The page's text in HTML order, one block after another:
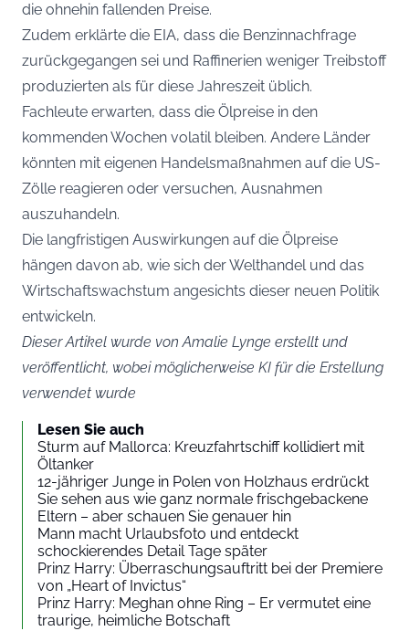
die ohnehin fallenden Preise.
Zudem erklärte die EIA, dass die Benzinnachfrage
zurückgegangen sei und Raffinerien weniger Treibstoff
produzierten als für diese Jahreszeit üblich.
Fachleute erwarten, dass die Ölpreise in den
kommenden Wochen volatil bleiben. Andere Länder
könnten mit eigenen Handelsmaßnahmen auf die US-
Zölle reagieren oder versuchen, Ausnahmen
auszuhandeln.
Die langfristigen Auswirkungen auf die Ölpreise
hängen davon ab, wie sich der Welthandel und das
Wirtschaftswachstum angesichts dieser neuen Politik
entwickeln.
Dieser Artikel wurde von Amalie Lynge erstellt und
veröffentlicht, wobei möglicherweise KI für die Erstellung
verwendet wurde
Lesen Sie auch
Sturm auf Mallorca: Kreuzfahrtschiff kollidiert mit
Öltanker
12-jähriger Junge in Polen von Holzhaus erdrückt
Sie sehen aus wie ganz normale frischgebackene
Eltern – aber schauen Sie genauer hin
Mann macht Urlaubsfoto und entdeckt
schockierendes Detail Tage später
Prinz Harry: Überraschungsauftritt bei der Premiere
von „Heart of Invictus“
Prinz Harry: Meghan ohne Ring – Er vermutet eine
traurige, heimliche Botschaft